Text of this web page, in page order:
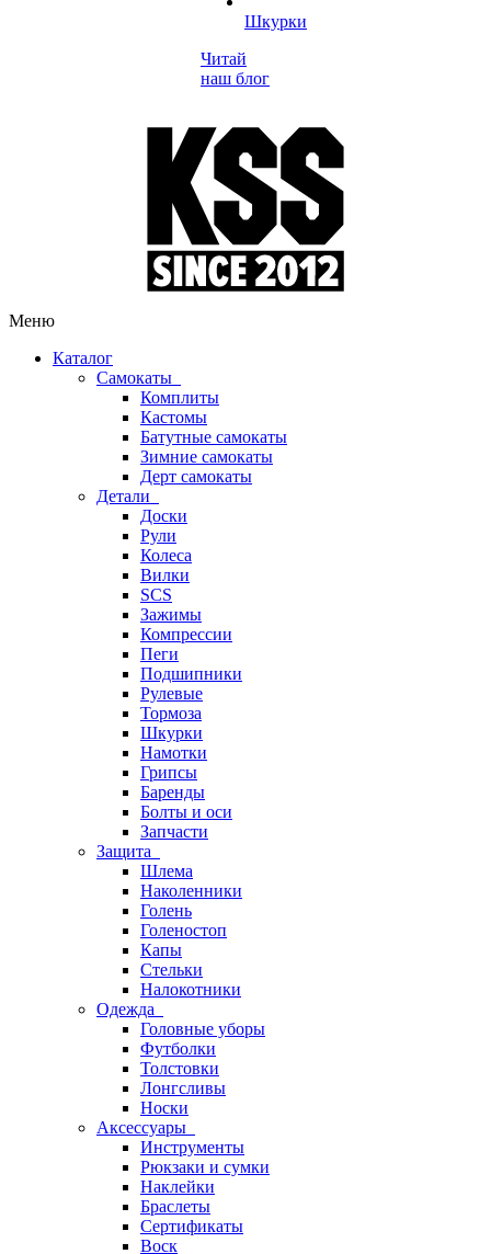
Шкурки
Читай
наш блог
Меню
Каталог
Самокаты
Комплиты
Кастомы
Батутные самокаты
Зимние самокаты
Дерт самокаты
Детали
Доски
Рули
Колеса
Вилки
SCS
Зажимы
Компрессии
Пеги
Подшипники
Рулевые
Тормоза
Шкурки
Намотки
Грипсы
Баренды
Болты и оси
Запчасти
Защита
Шлема
Наколенники
Голень
Голеностоп
Капы
Стельки
Налокотники
Одежда
Головные уборы
Футболки
Толстовки
Лонгсливы
Носки
Аксессуары
Инструменты
Рюкзаки и сумки
Наклейки
Браслеты
Сертификаты
Воск